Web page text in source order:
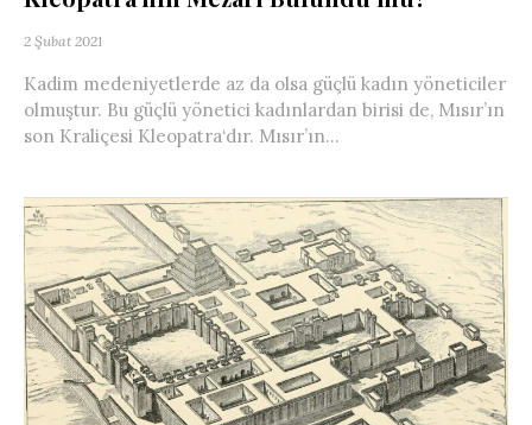
2 Şubat 2021
Kadim medeniyetlerde az da olsa güçlü kadın yöneticiler
olmuştur. Bu güçlü yönetici kadınlardan birisi de, Mısır’ın
son Kraliçesi Kleopatra‘dır. Mısır’ın...